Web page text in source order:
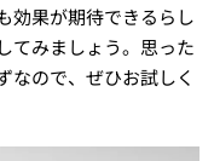
効果が期待できるらし
てみましょう。思った
なので、ぜひお試しく